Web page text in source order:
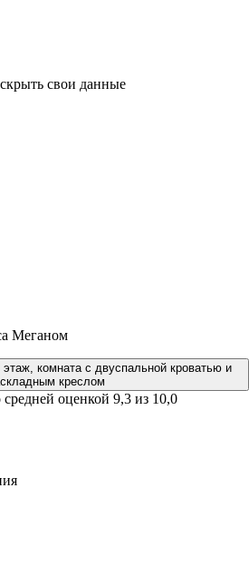
свои данные
Меганом
комната с двуспальной кроватью и
креслом
оценкой 9,3 из 10,0